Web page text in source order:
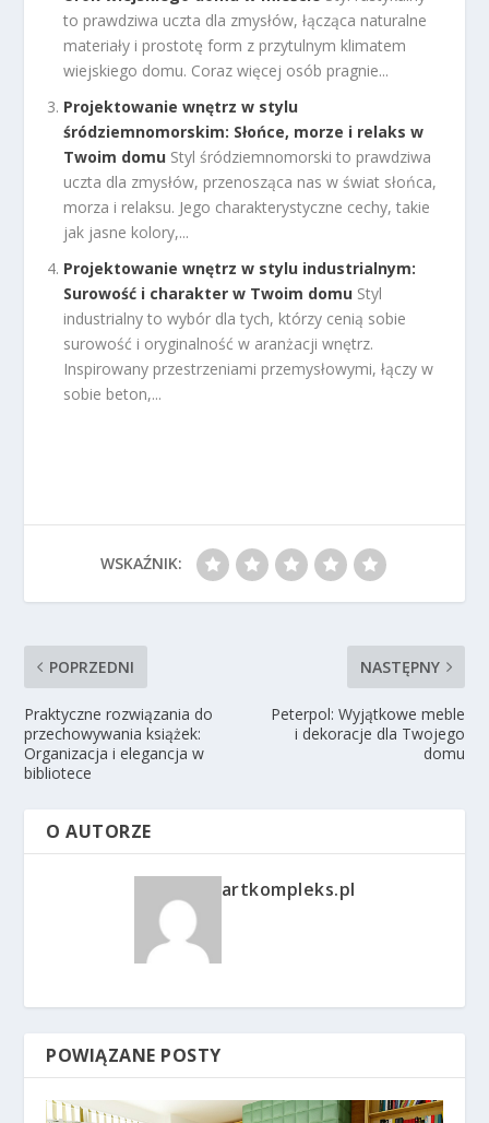
to prawdziwa uczta dla zmysłów, łącząca naturalne
materiały i prostotę form z przytulnym klimatem
wiejskiego domu. Coraz więcej osób pragnie...
Projektowanie wnętrz w stylu
śródziemnomorskim: Słońce, morze i relaks w
Twoim domu Styl śródziemnomorski to prawdziwa
uczta dla zmysłów, przenosząca nas w świat słońca,
morza i relaksu. Jego charakterystyczne cechy, takie
jak jasne kolory,...
Projektowanie wnętrz w stylu industrialnym:
Surowość i charakter w Twoim domu Styl
industrialny to wybór dla tych, którzy cenią sobie
surowość i oryginalność w aranżacji wnętrz.
Inspirowany przestrzeniami przemysłowymi, łączy w
sobie beton,...
WSKAŹNIK:
POPRZEDNI
Praktyczne rozwiązania do
przechowywania książek:
Organizacja i elegancja w
bibliotece
NASTĘPNY
Peterpol: Wyjątkowe meble
i dekoracje dla Twojego
domu
O AUTORZE
artkompleks.pl
POWIĄZANE POSTY